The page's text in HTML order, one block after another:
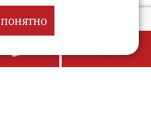
понятно